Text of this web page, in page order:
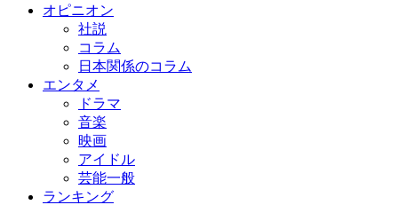
オピニオン
社説
コラム
日本関係のコラム
エンタメ
ドラマ
音楽
映画
アイドル
芸能一般
ランキング